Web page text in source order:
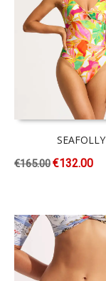
SEAFOLLY
€165.00€132.00